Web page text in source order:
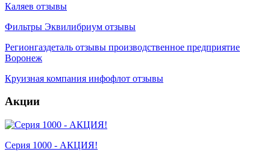
Каляев отзывы
Фильтры Эквилибриум отзывы
Регионгаздеталь отзывы производственное предприятие
Воронеж
Круизная компания инфофлот отзывы
Акции
Серия 1000 - АКЦИЯ!